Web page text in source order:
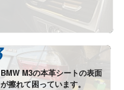
BMW M3の本革シートの表面
が擦れて困っています。